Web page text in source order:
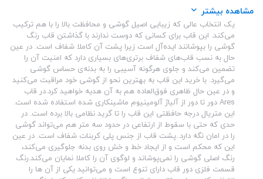
ساختار: شفاف
ساختار: پلاستیک
ساختار: آلومینیوم
اصالت محصول: اوجینال
مشاهده بیشتر
یک انتخاب عالی که زیبایی اصیل گوشی و محافظت بالا را با هم ترکیب
می‌کند. این قاب برای کسانی که دوست ندارند با گذاشتن قاب رنگ
گوشی را بپوشانند ایده‌آل است زیرا پشت آن کاملا شفاف است. در عین
حال به نسب قاب‌های شفاف برتری‌های بسیاری دارد که امنیت آن را
تضمین می‌کند و جلوی هرگونه آسیبی را به بدنه‌ی حساس گوشی
می‌گیرد. با خرید این قاب به بهترین نحو از گوشی خود مراقبت می‌کنید
و در عین حال ظاهری فوق‌العاده هم به آن هدیه خواهید کرد.در قاب
Ares دور تا دور از آلیاژ آلومینیوم ماشینکاری شده استفاده شده است.
این متریال درجه حافظتی این قاب را تا گرید نظامی بالا برده است. در
حدی که حتی با سقوط از ارتفاعی در حدود سه متر هم می‌تواند گوشی
را در امان نگه دارد..پشت قاب از جنس پلی کربنات شفاف است. در عین
این که محکم است و از ایجاد خط و خش روی بدنه جلوگیری می‌کند،
رنگ اصلی گوشی را نمی‌پوشاند و لوگوی آن را کاملا نمایان می‌کند.رنگ
قسمت فلزی دور قاب دارای تنوع است و می‌توانید یکی از آن ها را